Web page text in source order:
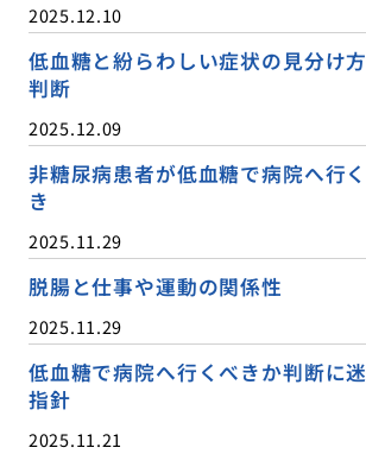
2025.12.10
低血糖と紛らわしい症状の見分け
判断
2025.12.09
非糖尿病患者が低血糖で病院へ行
き
2025.11.29
脱腸と仕事や運動の関係性
2025.11.29
低血糖で病院へ行くべきか判断に
指針
2025.11.21